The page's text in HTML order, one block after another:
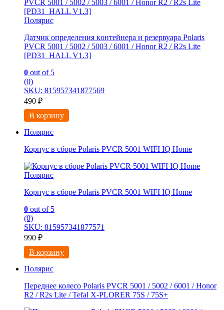
Полярис
Датчик определения кoнтейнеpа и резервуаpа Polaris
PVCR 5001 / 5002 / 5003 / 6001 / Honor R2 / R2s Lite
[РD31_HALL V1.3]
0 out of 5
(0)
SKU: 815957341877569
490 ₽
В корзину
Полярис
Корпус в сборе Polaris PVCR 5001 WIFI IQ Home
Полярис
Корпус в сборе Polaris PVCR 5001 WIFI IQ Home
0 out of 5
(0)
SKU: 815957341877571
990 ₽
В корзину
Полярис
Переднее колесо Polaris PVCR 5001 / 5002 / 6001 / Honor
R2 / R2s Litе / Tefal X-PLORER 75S / 75S+